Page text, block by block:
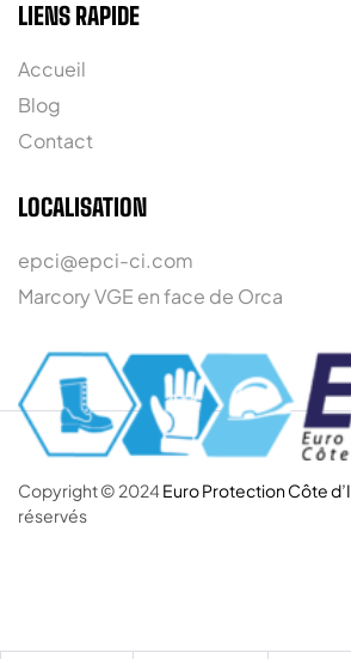
LIENS RAPIDE
Accueil
Blog
Contact
LOCALISATION
epci@epci-ci.com
Marcory VGE en face de Orca
Copyright © 2024 Euro Protection Côte
réservés